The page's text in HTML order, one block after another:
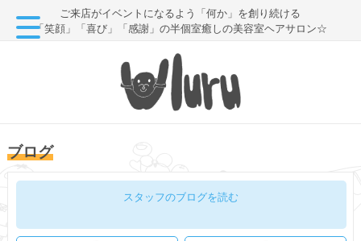
ご来店がイベントになるよう「何か」を創り続ける
「笑顔」「喜び」「感謝」の半個室癒しの美容室ヘアサロン☆
ブログ
スタッフのブログを読む